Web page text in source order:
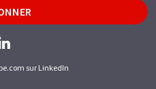
sur LinkedIn